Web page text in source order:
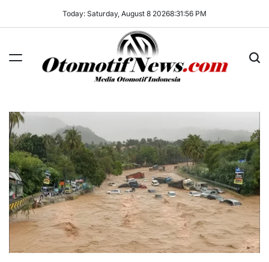
Today: Saturday, August 8 20268:31:56 PM